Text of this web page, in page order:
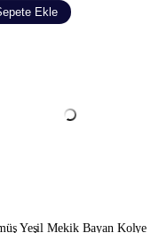
Ekle
Yeşil Mekik Bayan Kolye